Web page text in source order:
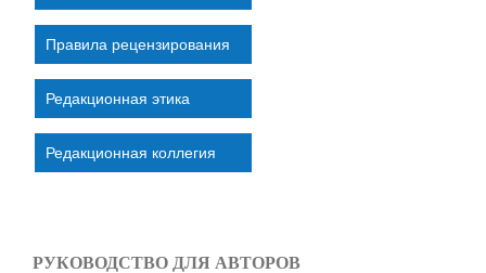
Правила рецензирования
Редакционная этика
Редакционная коллегия
РУКОВОДСТВО ДЛЯ АВТОРОВ